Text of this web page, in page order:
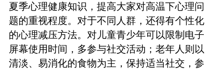
夏季心理健康知识，提高大家对高温下心理问
题的重视程度。对于不同人群，还得有个性化
的心理减压方法。对儿童青少年可以限制电子
屏幕使用时间，多参与社交活动；老年人则以
清淡、易消化的食物为主，保持适当社交，参